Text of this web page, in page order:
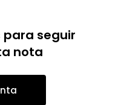
seguir
nota